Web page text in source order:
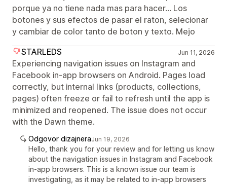
porque ya no tiene nada mas para hacer... Los
botones y sus efectos de pasar el raton, selecionar
y cambiar de color tanto de boton y texto. Mejo
STARLEDS
Jun 11, 2026
Experiencing navigation issues on Instagram and
Facebook in-app browsers on Android. Pages load
correctly, but internal links (products, collections,
pages) often freeze or fail to refresh until the app is
minimized and reopened. The issue does not occur
with the Dawn theme.
Odgovor dizajneraJun 19, 2026
Hello, thank you for your review and for letting us know
about the navigation issues in Instagram and Facebook
in-app browsers. This is a known issue our team is
investigating, as it may be related to in-app browsers